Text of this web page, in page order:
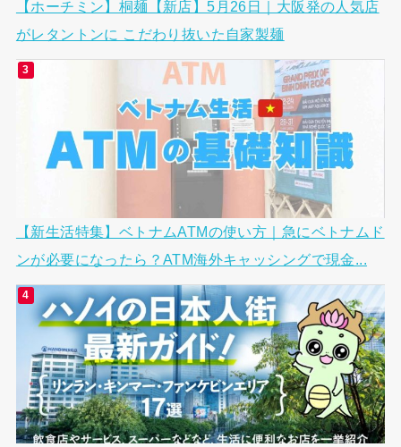
【ホーチミン】桐麺【新店】5月26日｜大阪発の人気店
がレタントンに こだわり抜いた自家製麺
【新生活特集】ベトナムATMの使い方｜急にベトナムド
ンが必要になったら？ATM海外キャッシングで現金...